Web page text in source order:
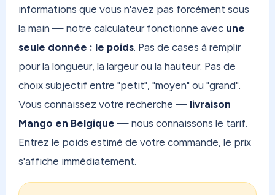
informations que vous n'avez pas forcément sous
la main — notre calculateur fonctionne avec une
seule donnée : le poids. Pas de cases à remplir
pour la longueur, la largeur ou la hauteur. Pas de
choix subjectif entre "petit", "moyen" ou "grand".
Vous connaissez votre recherche — livraison
Mango en Belgique — nous connaissons le tarif.
Entrez le poids estimé de votre commande, le prix
s'affiche immédiatement.